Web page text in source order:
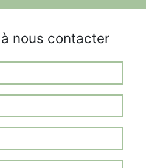
nous contacter